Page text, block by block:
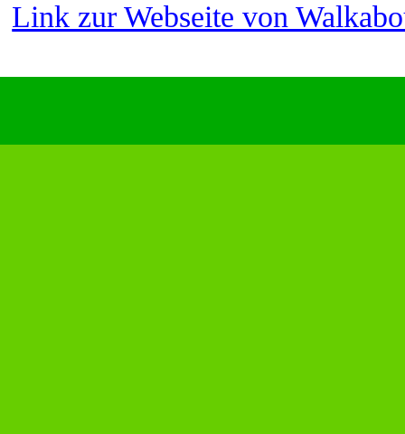
Link zur Webseite von